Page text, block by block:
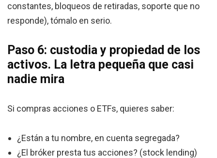
constantes, bloqueos de retiradas, soporte que no
responde), tómalo en serio.
Paso 6: custodia y propiedad de los
activos. La letra pequeña que casi
nadie mira
Si compras acciones o ETFs, quieres saber:
¿Están a tu nombre, en cuenta segregada?
¿El bróker presta tus acciones? (stock lending)